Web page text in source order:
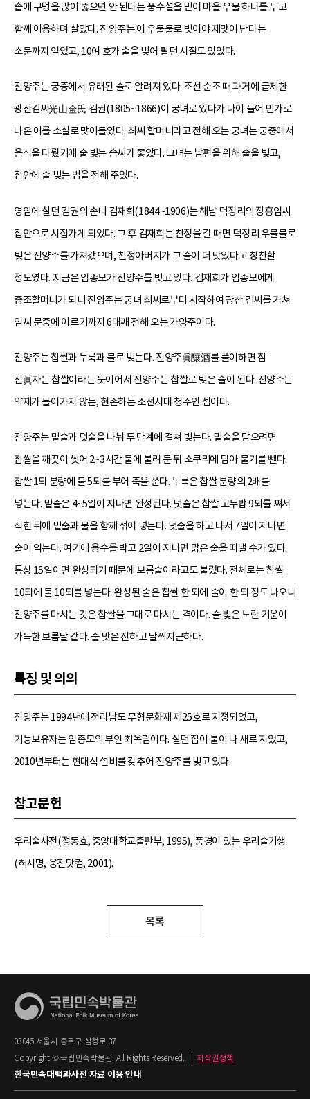
솥에 구멍을 많이 뚫으면 안 된다는 풍수설을 믿어 마을 우물 하나를 두고
함께 이용하며 살았다. 진양주는 이 우물물로 빚어야 제맛이 난다는
소문까지 얻었고, 10여 호가 술을 빚어 팔던 시절도 있었다.
진양주는 궁중에서 유래된 술로 알려져 있다. 조선 순조 때 과거에 급제한
광산김씨光山金氏 김권(1805~1866)이 궁녀로 있다가 나이 들어 민가로
나온 이를 소실로 맞아들였다. 최씨 할머니라고 전해 오는 궁녀는 궁중에서
음식을 다뤘기에 술 빚는 솜씨가 좋았다. 그녀는 남편을 위해 술을 빚고,
집안에 술 빚는 법을 전해 주었다.
영암에 살던 김권의 손녀 김재희(1844~1906)는 해남 덕정리의 장흥임씨
집안으로 시집가게 되었다. 그 후 김재희는 친정을 갈 때면 덕정리 우물물로
빚은 진양주를 가져갔으며, 친정아버지가 그 술이 더 맛있다고 칭찬할
정도였다. 지금은 임종모가 진양주를 빚고 있다. 김재희가 임종모에게
증조할머니가 되니 진양주는 궁녀 최씨로부터 시작하여 광산 김씨를 거쳐
임씨 문중에 이르기까지 6대째 전해 오는 가양주이다.
진양주는 찹쌀과 누룩과 물로 빚는다. 진양주眞釀酒를 풀이하면 참
진眞자는 찹쌀이라는 뜻이어서 진양주는 찹쌀로 빚은 술이 된다. 진양주는
약재가 들어가지 않는, 현존하는 조선시대 청주인 셈이다.
진양주는 밑술과 덧술을 나눠 두 단계에 걸쳐 빚는다. 밑술을 담으려면
찹쌀을 깨끗이 씻어 2~3시간 물에 불려 둔 뒤 소쿠리에 담아 물기를 뺀다.
찹쌀 1되 분량에 물 5되를 부어 죽을 쑨다. 누룩은 찹쌀 분량의 2배를
넣는다. 밑술은 4~5일이 지나면 완성된다. 덧술은 찹쌀 고두밥 9되를 쪄서
식힌 뒤에 밑술과 물을 함께 섞어 넣는다. 덧술을 하고 나서 7일이 지나면
술이 익는다. 여기에 용수를 박고 2일이 지나면 맑은 술을 떠낼 수가 있다.
통상 15일이면 완성되기 때문에 보름술이라고도 불렀다. 전체로는 찹쌀
10되에 물 10되를 넣는다. 완성된 술은 찹쌀 한 되에 술이 한 되 정도 나오니
진양주를 마시는 것은 찹쌀을 그대로 마시는 격이다. 술 빛은 노란 기운이
가득한 보름달 같다. 술 맛은 진하고 달짝지근하다.
특징 및 의의
진양주는 1994년에 전라남도 무형문화재 제25호로 지정되었고,
기능보유자는 임종모의 부인 최옥림이다. 살던 집이 불이 나 새로 지었고,
2010년부터는 현대식 설비를 갖추어 진양주를 빚고 있다.
참고문헌
우리술사전(정동효, 중앙대학교출판부, 1995), 풍경이 있는 우리술기행
(허시명, 웅진닷컴, 2001).
목록
03045 서울시 종로구 삼청로 37
Copyright © 국립민속박물관. All Rights Reserved.
저작권정책
한국민속대백과사전 자료 이용 안내